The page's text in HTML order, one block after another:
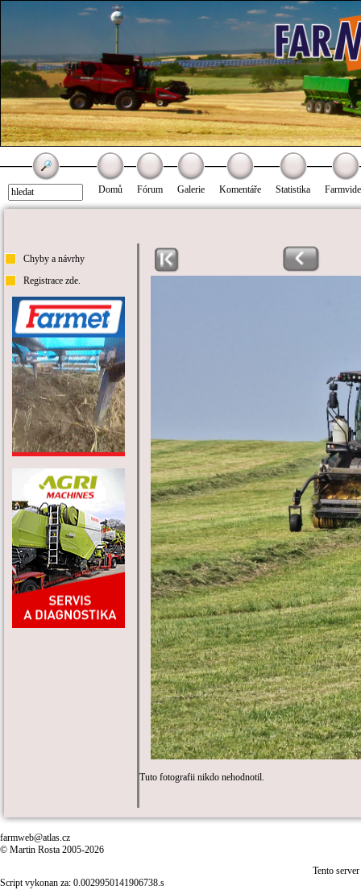
Domů Fórum Galerie Komentáře Statistika
Chyby a návrhy
Registrace zde.
Tuto fotografii nikdo nehodnotil.
farmweb@atlas.cz
© Martin Rosta 2005-2026
Tento
Script vykonan za: 0.0029950141906738.s